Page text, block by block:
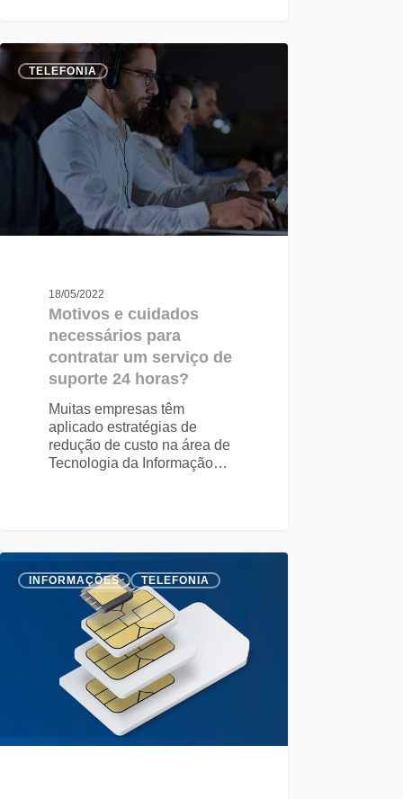
TELEFONIA
18/05/2022
Motivos e cuidados
necessários para
contratar um serviço de
suporte 24 horas?
Muitas empresas têm
aplicado estratégias de
redução de custo na área de
Tecnologia da Informação…
INFORMAÇÕES TELEFONIA